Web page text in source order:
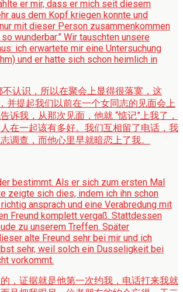
er mir, dass er mich seit diesem
aus dem Kopf kriegen konnte und
mit dieser Person zusammenkommen
wunderbar.” Wir tauschten unsere
ich erwartete mir eine Untersuchung
und er hatte sich schon heimlich in
认识，所以在聚会上显得很落寞，这
并提起我们以前在一个女同志的见面会上
诉我，从那次见面，他就 “惦记”上我了，
在一起该有多好。我们互相留了电话，我
调查，而他心里早就暗恋上了我。
bestimmt. Als er sich zum ersten Mal
zeigte sich dies, indem ich ihn schon
ansprach und eine Verabredung mit
Freund komplett vergaß. Stattdessen
zu unserem Treffen. Später
alte Freund sehr bei mir und ich
sehr, weil solch ein Dusseligkeit bei
vorkommt.
，证据就是他第一次约我，电话打来我就